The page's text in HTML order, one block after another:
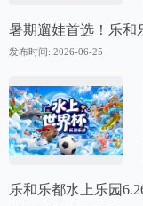
发布时间: 2026-06-25
乐和乐都水上乐园